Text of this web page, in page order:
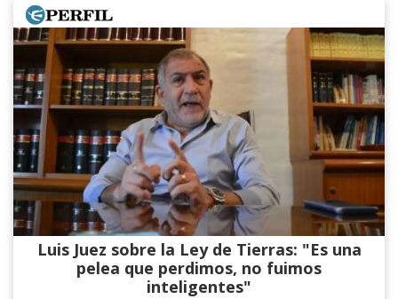
Luis Juez sobre la Ley de Tierras: "Es una
pelea que perdimos, no fuimos
inteligentes"